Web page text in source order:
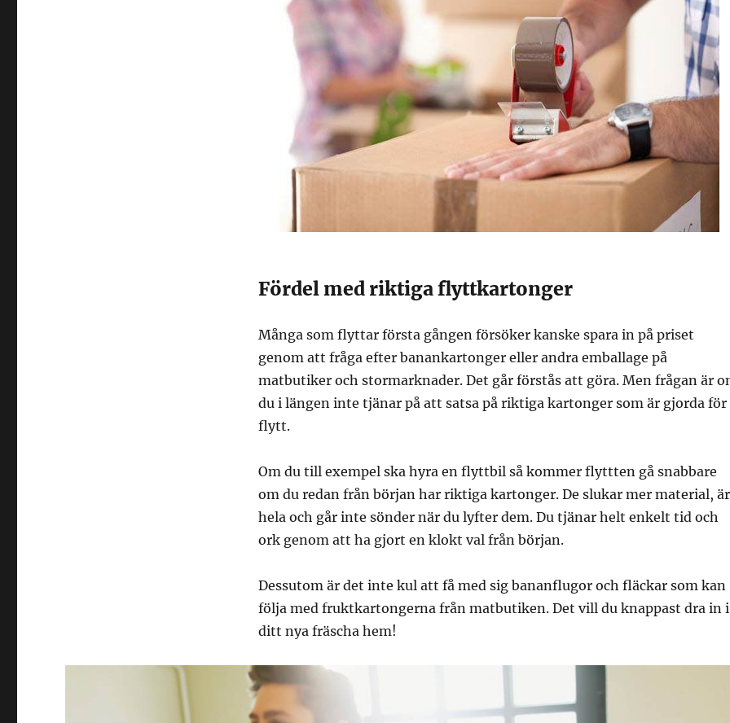
Fördel med riktiga flyttkartonger
Många som flyttar första gången försöker kanske spara in på priset
genom att fråga efter banankartonger eller andra emballage på
matbutiker och stormarknader. Det går förstås att göra. Men frågan är
du i längen inte tjänar på att satsa på riktiga kartonger som är gjorda för
flytt.
Om du till exempel ska hyra en flyttbil så kommer flyttten gå snabbare
om du redan från början har riktiga kartonger. De slukar mer material, är
hela och går inte sönder när du lyfter dem. Du tjänar helt enkelt tid och
ork genom att ha gjort en klokt val från början.
Dessutom är det inte kul att få med sig bananflugor och fläckar som kan
följa med fruktkartongerna från matbutiken. Det vill du knappast dra in i
ditt nya fräscha hem!